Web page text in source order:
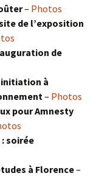
– Photos
de l’exposition
de
à
– Photos
pour Amnesty
soirée
à Florence–